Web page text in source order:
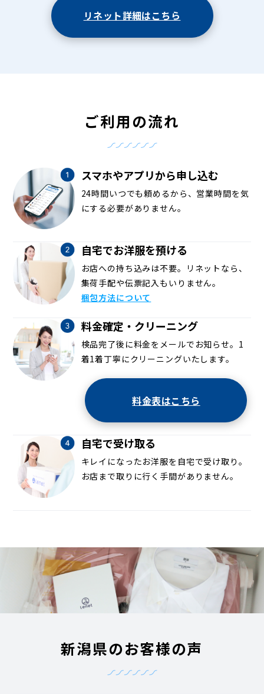
リネット詳細はこちら
ご利用の流れ
スマホやアプリから申し込む
24時間いつでも頼めるから、営業時間を気
にする必要がありません。
自宅でお洋服を預ける
お店への持ち込みは不要。リネットなら、
集荷手配や伝票記入もいりません。
梱包方法について
料金確定・クリーニング
検品完了後に料金をメールでお知らせ。1
着1着丁寧にクリーニングいたします。
料金表はこちら
自宅で受け取る
キレイになったお洋服を自宅で受け取り。
お店まで取りに行く手間がありません。
新潟県のお客様の声